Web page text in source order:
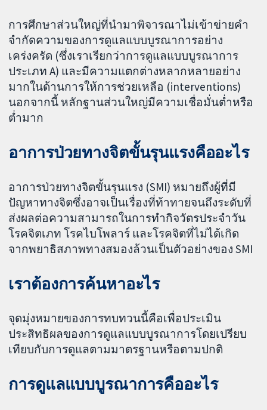
การศึกษาส่วนใหญ่ที่นำมาพิจารณาไม่เข้าข่ายคำ
จำกัดความของการดูแลแบบบูรณาการอย่าง
เคร่งครัด (ซึ่งเราเรียกว่าการดูแลแบบบูรณาการ
ประเภท A) และมีความแตกต่างหลากหลายอย่าง
มากในด้านการให้การช่วยเหลือ (interventions)
นอกจากนี้ หลักฐานส่วนใหญ่มีความเชื่อมั่นต่ำหรือ
ต่ำมาก
อาการป่วยทางจิตขั้นรุนแรงคืออะไร
อาการป่วยทางจิตขั้นรุนแรง (SMI) หมายถึงผู้ที่มี
ปัญหาทางจิตซึ่งอาจเป็นเรื่องที่ท้าทายจนถึงระดับที่
ส่งผลต่อความสามารถในการทำกิจวัตรประจำวัน
โรคจิตเภท โรคไบโพลาร์ และโรคจิตที่ไม่ได้เกิด
จากพยาธิสภาพทางสมองล้วนเป็นตัวอย่างของ SMI
เราต้องการค้นหาอะไร
จุดมุ่งหมายของการทบทวนนี้คือเพื่อประเมิน
ประสิทธิผลของการดูแลแบบบูรณาการโดยเปรียบ
เทียบกับการดูแลตามมาตรฐานหรือตามปกติ
การดูแลแบบบูรณาการคืออะไร